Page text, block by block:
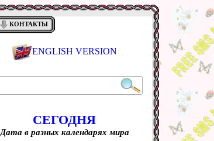
КОНТАКТЫ
ENGLISH VERSION
СЕГОДНЯ
Дата в разных календарях мира